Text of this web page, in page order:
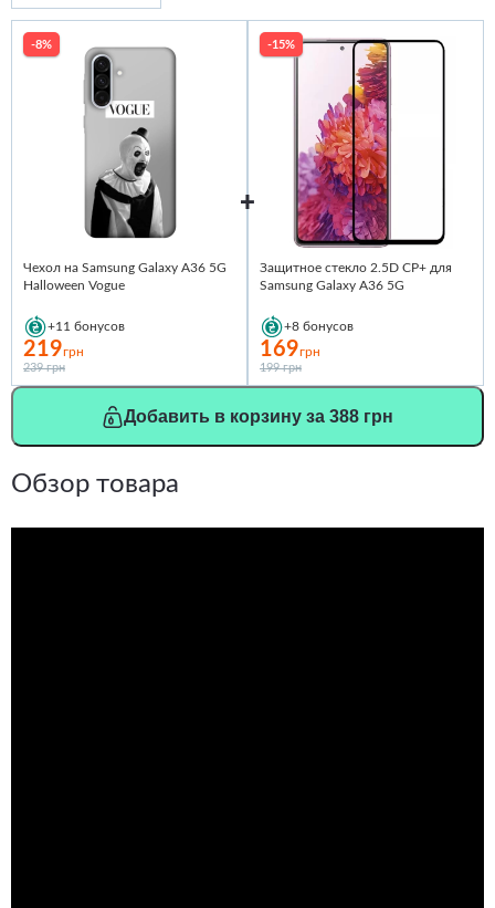
-8%
Чехол на Samsung Galaxy A36 5G
Halloween Vogue
+11 бонусов
219грн
239 грн
-15%
Защитное стекло 2.5D CP+ для
Samsung Galaxy A36 5G
+8 бонусов
169грн
199 грн
Добавить в корзину за 388 грн
Обзор товара